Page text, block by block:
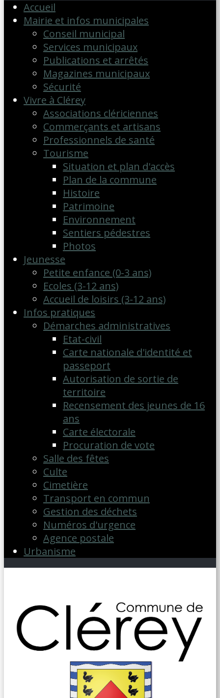
Accueil
Mairie et infos municipales
Conseil municipal
Services municipaux
Publications et arrêtés
Magazines municipaux
Sécurité
Vivre à Clérey
Associations clériciennes
Commerçants et artisans
Professionnels de santé
Tourisme
Situation et plan d'accès
Plan de la commune
Histoire
Patrimoine
Environnement
Sentiers pédestres
Photos
Jeunesse
Petite enfance (0-3 ans)
Ecoles (3-12 ans)
Accueil de loisirs (3-12 ans)
Infos pratiques
Démarches administratives
Etat-civil
Carte nationale d'identité et
passeport
Autorisation de sortie de
territoire
Recensement des jeunes de 16
ans
Carte électorale
Procuration de vote
Salle des fêtes
Culte
Cimetière
Transport en commun
Gestion des déchets
Numéros d'urgence
Agence postale
Urbanisme